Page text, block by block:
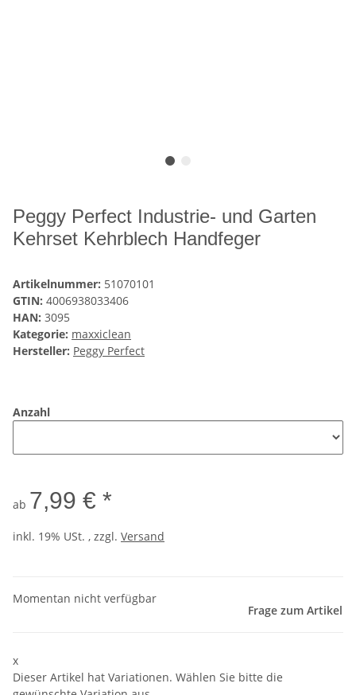
Peggy Perfect Industrie- und Garten
Kehrset Kehrblech Handfeger
Artikelnummer: 51070101
GTIN: 4006938033406
HAN: 3095
Kategorie: maxxiclean
Hersteller: Peggy Perfect
Anzahl
ab 7,99 € *
inkl. 19% USt. , zzgl. Versand
Momentan nicht verfügbar
Frage zum Artikel
x
Dieser Artikel hat Variationen. Wählen Sie bitte die